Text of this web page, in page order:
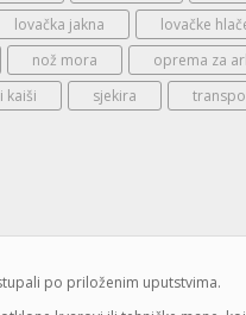
lovačka jakna lovačke
nož mora oprema za
kaiši sjekira
po priloženim uputstvima.